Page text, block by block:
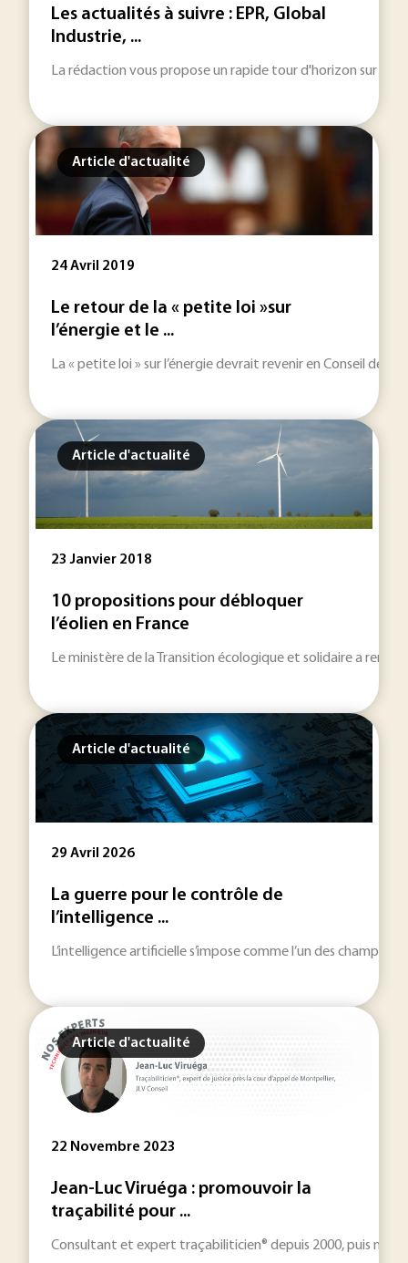
Les actualités à suivre : EPR, Global
Industrie, ...
La rédaction vous propose un rapide tour d'horizon sur les
Article d'actualité
24 Avril 2019
Le retour de la « petite loi »sur
l’énergie et le ...
La « petite loi » sur l’énergie devrait revenir en Conseil des
Article d'actualité
23 Janvier 2018
10 propositions pour débloquer
l’éolien en France
Le ministère de la Transition écologique et solidaire a
Article d'actualité
29 Avril 2026
La guerre pour le contrôle de
l’intelligence ...
L’intelligence artificielle s’impose comme l’un des champs
Article d'actualité
22 Novembre 2023
Jean-Luc Viruéga : promouvoir la
traçabilité pour ...
Consultant et expert traçabiliticien® depuis 2000, puis